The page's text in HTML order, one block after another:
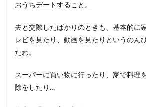
おうちデートすること。
夫と交際したばかりのときも、基本的に
レビを見たり、動画を見たりというのん
たわ。
スーパーに買い物に行ったり、家で料理
除をしたり…